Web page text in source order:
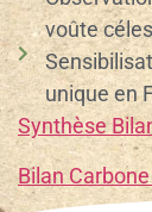
voûte
unique en
Synthèse
Bilan